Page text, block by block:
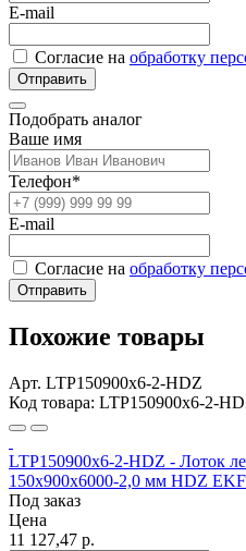
E-mail
Согласие на обработку
Отправить
Подобрать аналог
Ваше имя
Телефон*
E-mail
Согласие на обработку
Отправить
Похожие товары
Арт. LTP150900x6-2-HDZ
Код товара: LTP150900x6-2-
LTP150900x6-2-HDZ - Лоток
150х900х6000-2,0 мм HDZ EKF
Под заказ
Цена
11 127,47 р.